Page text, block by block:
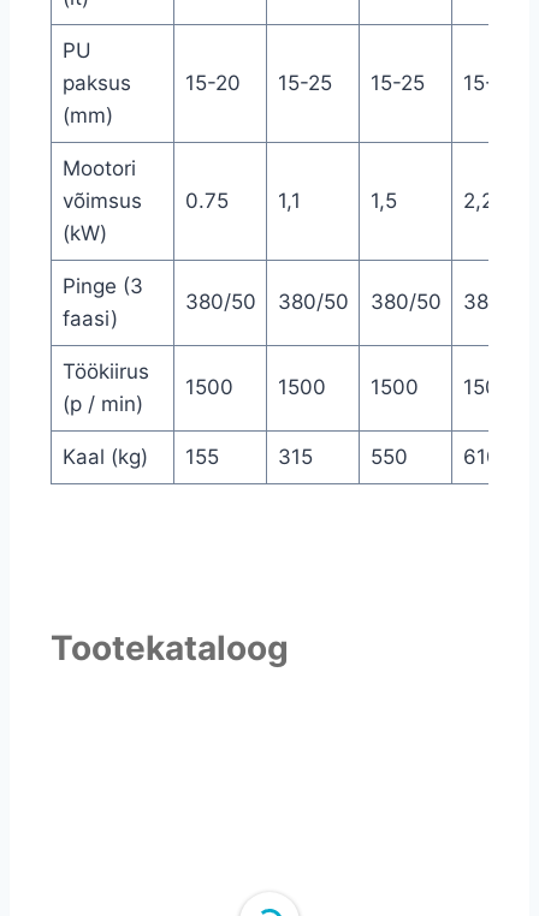
PU
paksus
(mm)
15-20 15-25 15-25 15-25
Mootori
võimsus
(kW)
0.75 1,1 1,5 2,2
Pinge (3
faasi)
380/50 380/50 380/50 380/50
Töökiirus
(p / min)
1500 1500 1500 1500
Kaal (kg) 155 315 550 610
Tootekataloog